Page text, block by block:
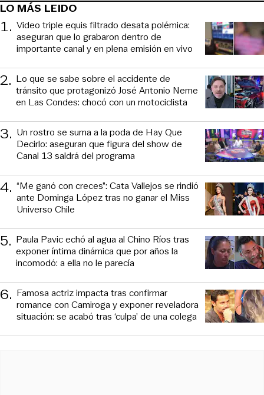
LO MÁS LEIDO
1. Video triple equis filtrado desata polémica:
aseguran que lo grabaron dentro de
importante canal y en plena emisión en vivo
2. Lo que se sabe sobre el accidente de
tránsito que protagonizó José Antonio Neme
en Las Condes: chocó con un motociclista
3. Un rostro se suma a la poda de Hay Que
Decirlo: aseguran que figura del show de
Canal 13 saldrá del programa
4. “Me ganó con creces”: Cata Vallejos se rindió
ante Dominga López tras no ganar el Miss
Universo Chile
5. Paula Pavic echó al agua al Chino Ríos tras
exponer íntima dinámica que por años la
incomodó: a ella no le parecía
6. Famosa actriz impacta tras confirmar
romance con Camiroga y exponer reveladora
situación: se acabó tras ‘culpa’ de una colega